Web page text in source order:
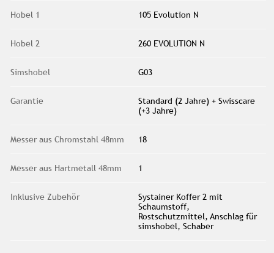
Hobel 1 105 Evolution N
Hobel 2 260 EVOLUTION N
Simshobel G03
Garantie
Standard (2 Jahre) + Swisscare
(+3 Jahre)
Messer aus Chromstahl 48mm 18
Messer aus Hartmetall 48mm 1
Inklusive Zubehör
Systainer Koffer 2 mit
Schaumstoff,
Rostschutzmittel, Anschlag für
simshobel, Schaber